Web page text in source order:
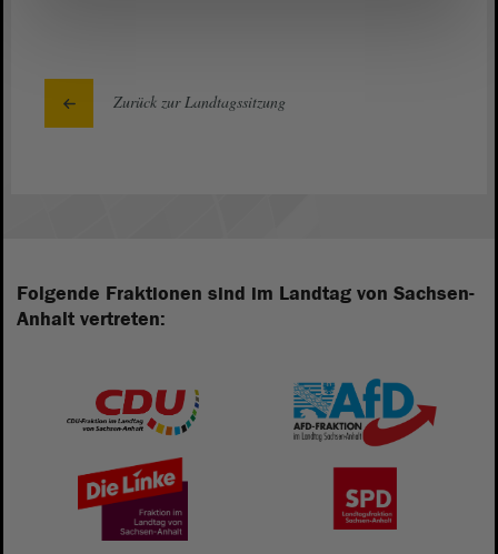
Zurück zur Landtagssitzung
Folgende Fraktionen sind im Landtag von Sachsen-
Anhalt vertreten: